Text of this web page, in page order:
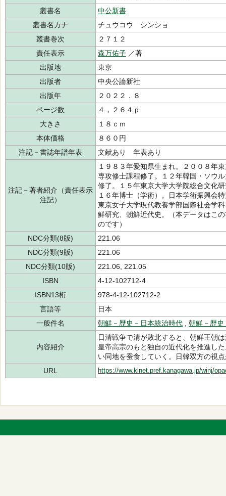
叢書名
中公新書
叢書名カナ
チュウコウ シンショ
叢書巻次
２７１２
責任表示
森万佑子 ／著
出版地
東京
出版者
中央公論新社
出版年
２０２２．８
ページ数
４，２６４ｐ
大きさ
１８ｃｍ
本体価格
８６０円
注記－書誌年譜年表
文献あり 年表あり
注記－著者紹介（責任表示
注記）
１９８３年愛知県生まれ。２００８年
専攻修士課程修了。１２年韓国・ソウ
修了。１５年東京大学大学院総合文化
１６年博士（学術）。日本学術振興会
東京女子大学現代教養学部国際社会学
鮮研究、朝鮮近代史。（本データはこ
のです）
NDC分類(8版)
221.06
NDC分類(9版)
221.06
NDC分類(10版)
221.06, 221.05
ISBN
4-12-102712-4
ISBN13桁
978-4-12-102712-2
言語等
日本
一般件名
朝鮮－歴史－日本統治時代 朝鮮－歴史
内容紹介
日清戦争で清が敗北すると、朝鮮王朝
皇帝高宗のもと独自の近代化を推進し
い同地を蚕食していく。日韓双方の視
URL
https://www.klnet.pref.kanagawa.jp/winj/